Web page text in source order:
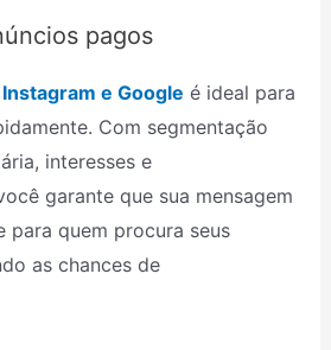
pagos
e Google é ideal para
Com segmentação
interesses e
garante que sua mensagem
para quem procura seus
as chances de